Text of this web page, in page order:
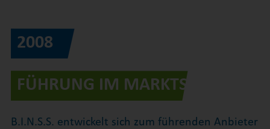
2008
FÜHRUNG IM MARKTSEGMENT
B.I.N.S.S. entwickelt sich zum führenden Anbieter